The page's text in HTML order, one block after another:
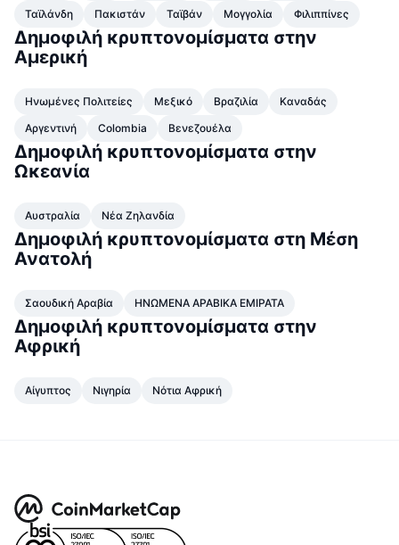
Δημοφιλή
Νέο
Κρυπτο
Πολιτική
Οικονομικά
Τεχνολογία
NFT
Crypto ETFs
Διαπραγματεύσιμα Αμοιβαία Κεφάλαια Μπιτκόιν
Διαπραγματεύσιμα Αμοιβαία Κεφάλαια Εθέριουμ
Τεχνική ανάλυση
MACD
Παράγωγα
Επισκόπηση
Εκκαθαρίσεις
CMC MCP
Εκμάθηση
Έρευνα
Γλωσσάριο
Καμπάνιες
Airdrop
Ανταμοιβές Diamonds
Ημερολόγιο ICO
Ταϊλάνδη
Πακιστάν Ταϊβάν Μογγολία Φιλιππίνες
Δημοφιλή κρυπτονομίσματα στην
Αμερική
Ηνωμένες Πολιτείες Μεξικό Βραζιλία
Καναδάς
Αργεντινή
Colombia Βενεζουέλα
Δημοφιλή κρυπτονομίσματα στην
Ωκεανία
Αυστραλία Νέα Ζηλανδία
Δημοφιλή κρυπτονομίσματα στη Μέση
Ανατολή
Σαουδική Αραβία ΗΝΩΜΕΝΑ ΑΡΑΒΙΚΑ ΕΜΙΡΑΤΑ
Δημοφιλή κρυπτονομίσματα στην
Αφρική
Αίγυπτος Νιγηρία Νότια Αφρική